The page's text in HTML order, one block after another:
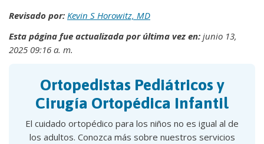
Revisado por: Kevin S Horowitz, MD
Esta página fue actualizada por última vez en: junio 13,
2025 09:16 a. m.
Ortopedistas Pediátricos y
Cirugía Ortopédica Infantil
El cuidado ortopédico para los niños no es igual al de
los adultos. Conozca más sobre nuestros servicios